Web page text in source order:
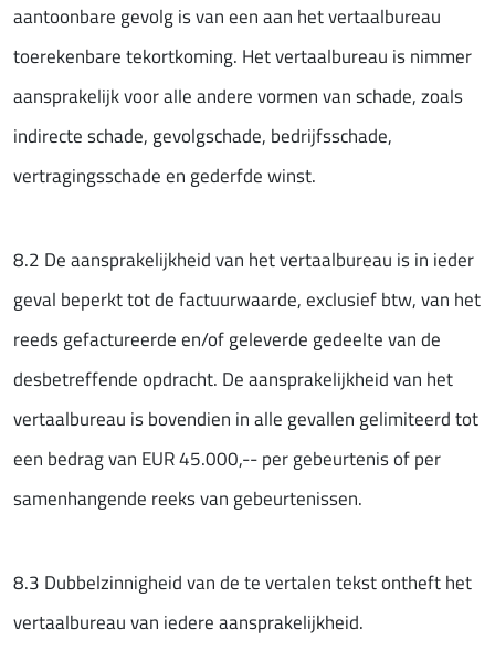
aantoonbare gevolg is van een aan het vertaalbureau
toerekenbare tekortkoming. Het vertaalbureau is nimmer
aansprakelijk voor alle andere vormen van schade, zoals
indirecte schade, gevolgschade, bedrijfsschade,
vertragingsschade en gederfde winst.
8.2 De aansprakelijkheid van het vertaalbureau is in ieder
geval beperkt tot de factuurwaarde, exclusief btw, van het
reeds gefactureerde en/of geleverde gedeelte van de
desbetreffende opdracht. De aansprakelijkheid van het
vertaalbureau is bovendien in alle gevallen gelimiteerd tot
een bedrag van EUR 45.000,-- per gebeurtenis of per
samenhangende reeks van gebeurtenissen.
8.3 Dubbelzinnigheid van de te vertalen tekst ontheft het
vertaalbureau van iedere aansprakelijkheid.